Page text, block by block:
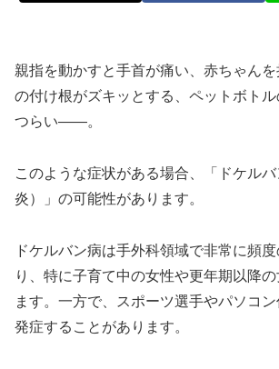
親指を動かすと手首が痛い、赤ちゃん
の付け根がズキッとする、ペットボト
つらい――。
このような症状がある場合、「ドケル
炎）」の可能性があります。
ドケルバン病は手外科領域で非常に頻
り、特に子育て中の女性や更年期以降
ます。一方で、スポーツ選手やパソコ
発症することがあります。